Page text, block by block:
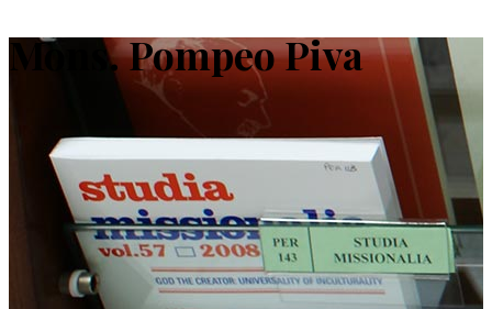
Mons. Pompeo Piva